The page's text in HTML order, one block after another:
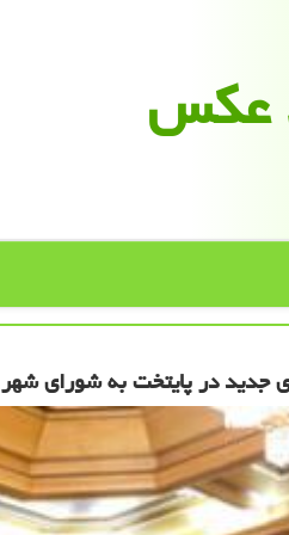
عكس
جدید در پایتخت به شورای شهر